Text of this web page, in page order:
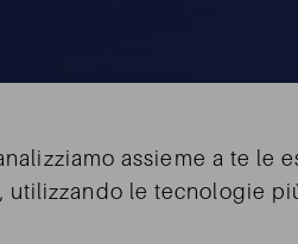
assieme a te le
utilizzando le tecnologie